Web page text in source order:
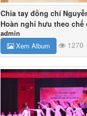
Chia tay đồng chí
Hoàn nghỉ hưu theo chế
admin
Xem Album
1270